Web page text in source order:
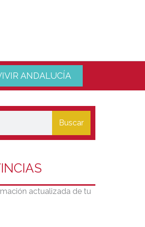
ANDALUCÍA
Buscar
actualizada de tu